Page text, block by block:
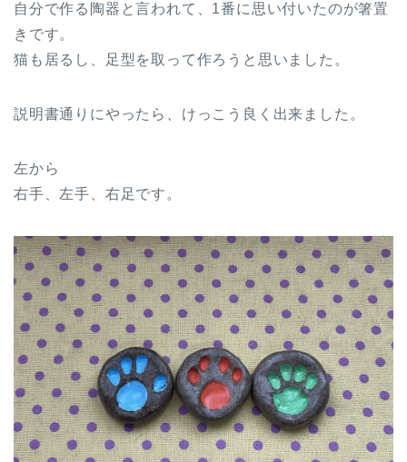
自分で作る陶器と言われて、1番に思い付いたのが箸置
きです。
猫も居るし、足型を取って作ろうと思いました。
説明書通りにやったら、けっこう良く出来ました。
左から
右手、左手、右足です。